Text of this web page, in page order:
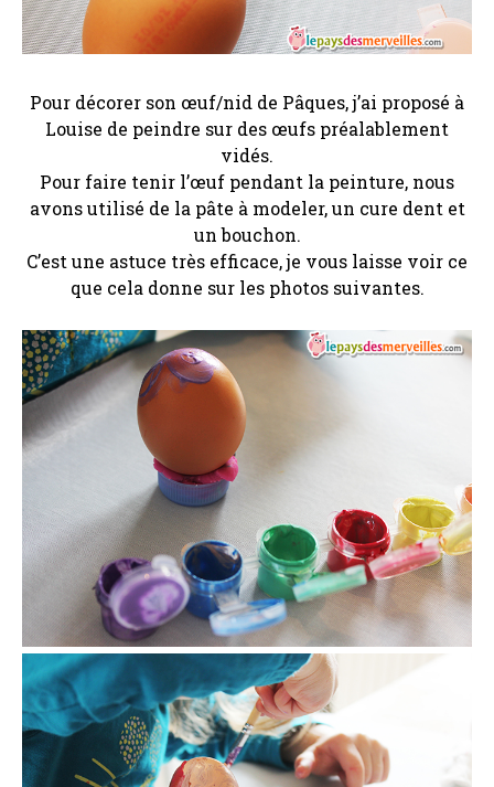
Pour décorer son œuf/nid de Pâques, j’ai proposé à
Louise de peindre sur des œufs préalablement
vidés.
Pour faire tenir l’œuf pendant la peinture, nous
avons utilisé de la pâte à modeler, un cure dent et
un bouchon.
C’est une astuce très efficace, je vous laisse voir ce
que cela donne sur les photos suivantes.